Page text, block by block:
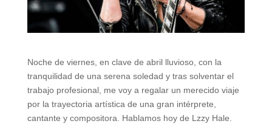
Noche de viernes, en clave de abril lluvioso, con la
tranquilidad de una serena soledad y tras solventar el
trabajo profesional, me voy a regalar un merecido viaje
por la trayectoria artística de una gran intérprete,
cantante y compositora. Hablamos hoy de Lzzy Hale.